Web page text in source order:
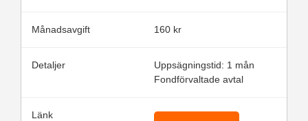
160 kr
Uppsägningstid: 1 mån
Fondförvaltade avtal